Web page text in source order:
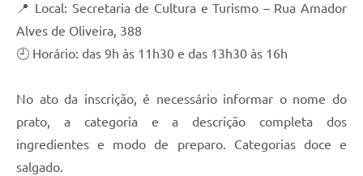
Contas Públicas
Legislação
Editais
Links
📍 Local: Secretaria de Cultura e Turismo – Rua Amador
Alves de Oliveira, 388
🕘 Horário: das 9h às 11h30 e das 13h30 às 16h
No ato da inscrição, é necessário informar o nome do
prato, a categoria e a descrição completa dos
ingredientes e modo de preparo. Categorias doce e
salgado.